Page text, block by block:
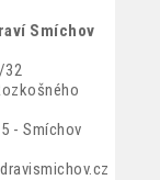
Smíchov
32
- Smíchov